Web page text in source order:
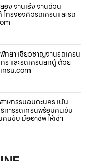
อง งานเร่ง งานด่วน
โทรจองคิวรถเครนและรถ
ยา เชี่ยวชาญงานรถเครน
ร และรถเครนยกตู้ ด้วย
ครน.com
หกรรมอมตะนคร เน้น
ารรถเครนพร้อมคนขับ
นขับ มืออาชีพ ให้เช่า